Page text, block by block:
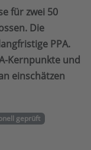
für zwei 50
Die
PPA.
Kernpunkte und
einschätzen
geprüft